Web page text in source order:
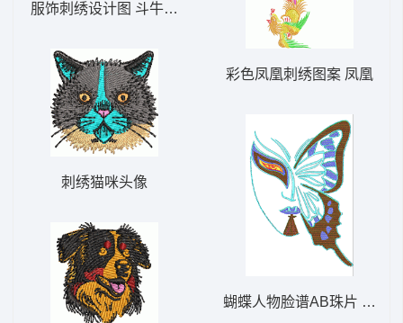
服饰刺绣设计图 斗牛犬毛巾绣
刺绣猫咪头像
彩色凤凰刺绣图案 凤凰
蝴蝶人物脸谱AB珠片 大豪